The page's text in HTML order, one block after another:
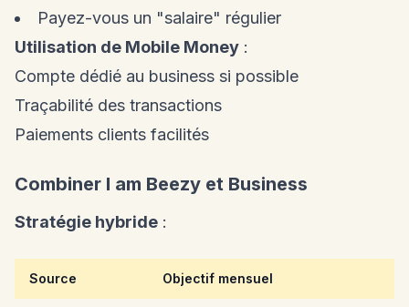
Payez-vous un "salaire" régulier
Utilisation de Mobile Money :
Compte dédié au business si possible
Traçabilité des transactions
Paiements clients facilités
Combiner I am Beezy et Business
Stratégie hybride :
Source Objectif mensuel